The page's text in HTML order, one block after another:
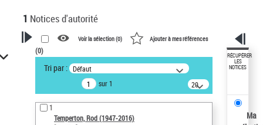
1 Notices d'autorité
VOTRE RECHERCHE
Recherche avancée dans les
notices d’autorité
Œuvres liées à l'auteur :
Temperton, Rod (1947-2016)
Voir la sélection (0) Ajouter à mes références
(0)
Tri par : Défaut
sur 1
20
résultats/page
1
Temperton, Rod (1947-2016)
RÉCUPÉRER
LES
NOTICES
Ma